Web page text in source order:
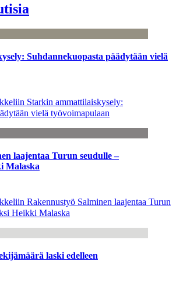
Suhdannekuopasta päädytään vielä
Starkin ammattilaiskysely:
vielä työvoimapulaan
laajentaa Turun seudulle –
Malaska
Rakennustyö Salminen laajentaa Turun
Heikki Malaska
laski edelleen